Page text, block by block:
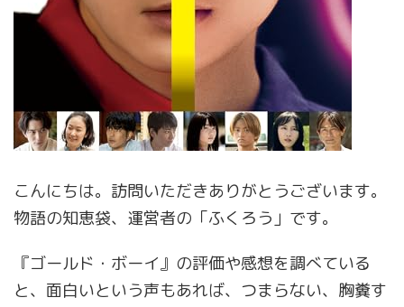
こんにちは。訪問いただきありがとうございます。
物語の知恵袋、運営者の「ふくろう」です。
『ゴールド・ボーイ』の評価や感想を調べている
と、面白いという声もあれば、つまらない、胸糞す